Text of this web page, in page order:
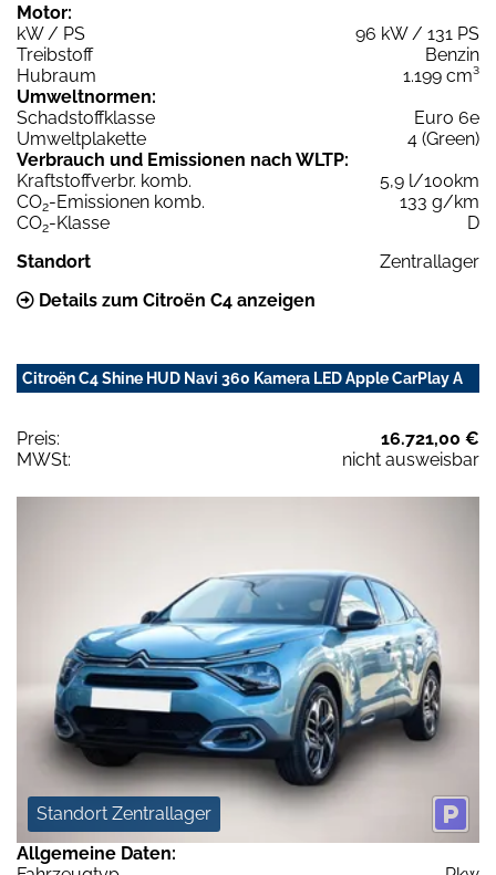
Motor:
kW / PS
96 kW / 131 PS
Treibstoff
Benzin
Hubraum
1.199 cm³
Umweltnormen:
Schadstoffklasse
Euro 6e
Umweltplakette
4 (Green)
Verbrauch und Emissionen nach WLTP:
Kraftstoffverbr. komb.
5,9 l/100km
CO2-Emissionen komb.
133 g/km
CO2-Klasse
D
Standort
Zentrallager
Details zum Citroën C4 anzeigen
Citroën C4 Shine HUD Navi 360 Kamera LED Apple CarPlay A
Preis:
16.721,00 €
MWSt:
nicht ausweisbar
Standort Zentrallager
Allgemeine Daten: